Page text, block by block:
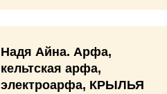
Надя Айна. Арфа,
кельтская арфа,
электроарфа, КРЫЛЬЯ